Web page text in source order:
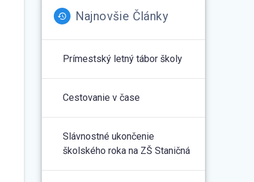
Najnovšie Články
Prímestský letný tábor školy
Cestovanie v čase
Slávnostné ukončenie
školského roka na ZŠ Staničná